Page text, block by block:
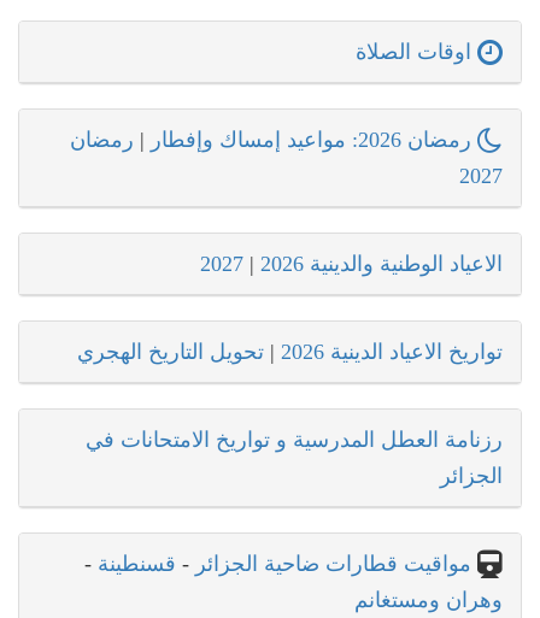
اوقات الصلاة
رمضان 2026: مواعيد إمساك وإفطار | رمضان
2027
الاعياد الوطنية والدينية 2026 |
2027
تواريخ الاعياد الدينية 2026 | تحويل التاريخ الهجري
رزنامة العطل المدرسية و تواريخ الامتحانات في
الجزائر
مواقيت قطارات ضاحية الجزائر - قسنطينة -
وهران ومستغانم